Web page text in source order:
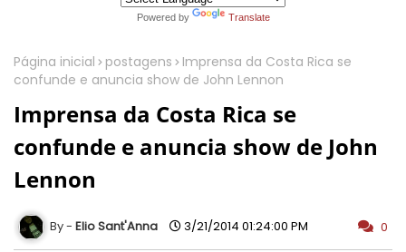
Powered by Translate
Página inicial postagens
Imprensa da Costa Rica se
confunde e anuncia show de John Lennon
Imprensa da Costa Rica se
confunde e anuncia show de John
Lennon
Elio Sant'Anna 3/21/2014 01:24:00 PM 0